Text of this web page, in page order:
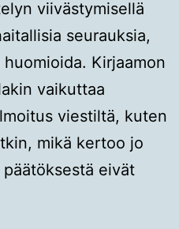
viivästymisellä
seurauksia,
Kirjaamon
vaikuttaa
viestiltä, kuten
mikä kertoo jo
eivät